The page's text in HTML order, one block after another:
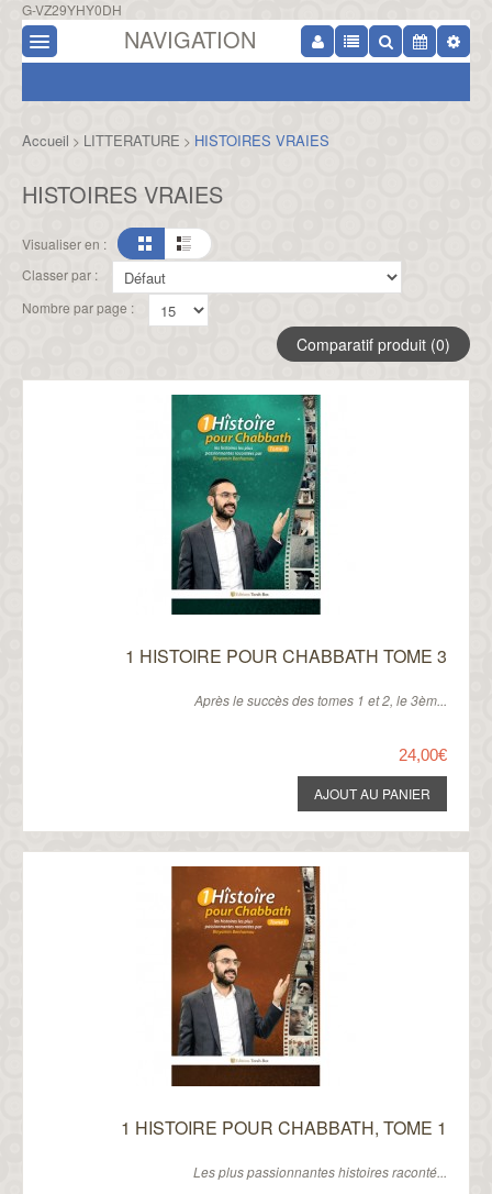
G-VZ29YHY0DH
NAVIGATION
Accueil > LITTERATURE > HISTOIRES VRAIES
HISTOIRES VRAIES
Visualiser en :
Classer par :
Nombre par page :
Comparatif produit (0)
1 HISTOIRE POUR CHABBATH TOME 3
Après le succès des tomes 1 et 2, le 3èm...
24,00€
1 HISTOIRE POUR CHABBATH, TOME 1
Les plus passionnantes histoires raconté...